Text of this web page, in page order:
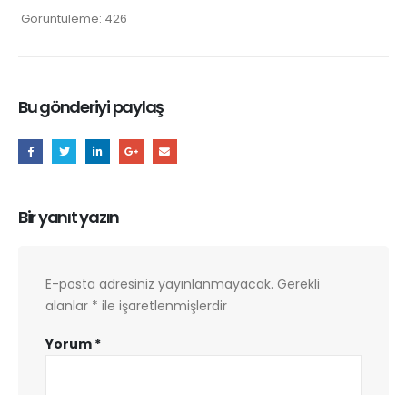
Görüntüleme: 426
Bu gönderiyi paylaş
Bir yanıt yazın
E-posta adresiniz yayınlanmayacak. Gerekli
alanlar * ile işaretlenmişlerdir
Yorum *